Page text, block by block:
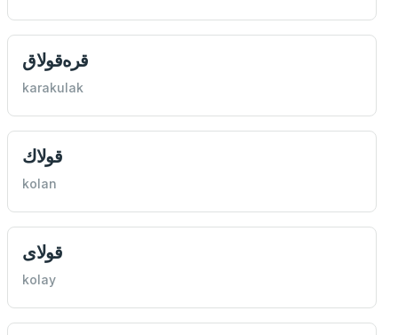
قره‌قولاق
karakulak
قولاك
kolan
قولای
kolay